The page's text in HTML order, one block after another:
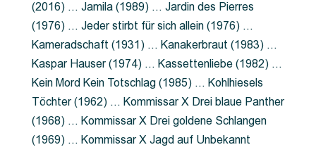
(2016) … Jamila (1989) … Jardin des Pierres
(1976) … Jeder stirbt für sich allein (1976) …
Kameradschaft (1931) … Kanakerbraut (1983) …
Kaspar Hauser (1974) … Kassettenliebe (1982) …
Kein Mord Kein Totschlag (1985) … Kohlhiesels
Töchter (1962) … Kommissar X Drei blaue Panther
(1968) … Kommissar X Drei goldene Schlangen
(1969) … Kommissar X Jagd auf Unbekannt